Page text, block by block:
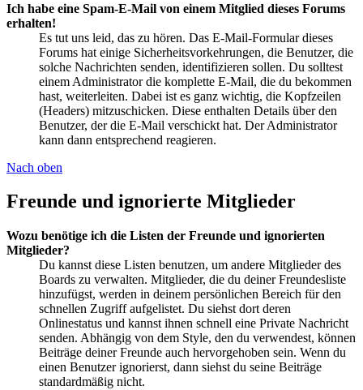
Ich habe eine Spam-E-Mail von einem Mitglied dieses Forums
erhalten!
Es tut uns leid, das zu hören. Das E-Mail-Formular dieses
Forums hat einige Sicherheitsvorkehrungen, die Benutzer, die
solche Nachrichten senden, identifizieren sollen. Du solltest
einem Administrator die komplette E-Mail, die du bekommen
hast, weiterleiten. Dabei ist es ganz wichtig, die Kopfzeilen
(Headers) mitzuschicken. Diese enthalten Details über den
Benutzer, der die E-Mail verschickt hat. Der Administrator
kann dann entsprechend reagieren.
Nach oben
Freunde und ignorierte Mitglieder
Wozu benötige ich die Listen der Freunde und ignorierten
Mitglieder?
Du kannst diese Listen benutzen, um andere Mitglieder des
Boards zu verwalten. Mitglieder, die du deiner Freundesliste
hinzufügst, werden in deinem persönlichen Bereich für den
schnellen Zugriff aufgelistet. Du siehst dort deren
Onlinestatus und kannst ihnen schnell eine Private Nachricht
senden. Abhängig von dem Style, den du verwendest, können
Beiträge deiner Freunde auch hervorgehoben sein. Wenn du
einen Benutzer ignorierst, dann siehst du seine Beiträge
standardmäßig nicht.